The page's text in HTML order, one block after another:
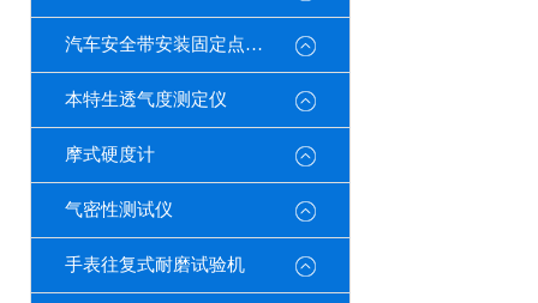
汽车安全带安装固定点测试仪
本特生透气度测定仪
摩式硬度计
气密性测试仪
手表往复式耐磨试验机